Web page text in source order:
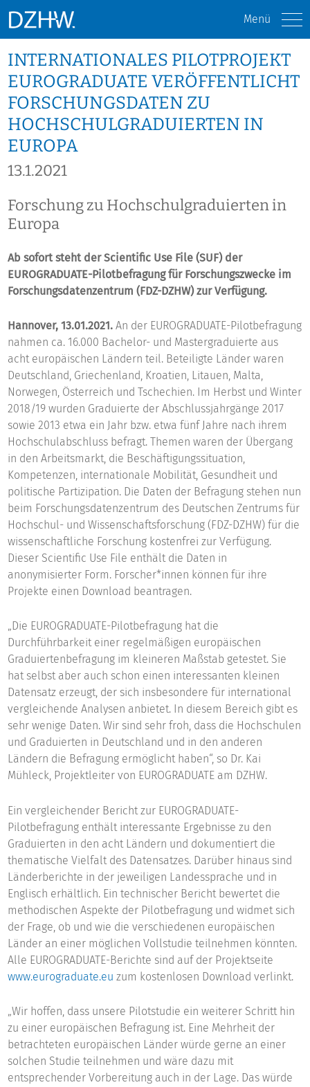
Menü
INTERNATIONALES PILOTPROJEKT
EUROGRADUATE VERÖFFENTLICHT
FORSCHUNGSDATEN ZU
HOCHSCHULGRADUIERTEN IN
EUROPA
13.1.2021
Forschung zu Hochschulgraduierten in
Europa
Ab sofort steht der Scientific Use File (SUF) der
EUROGRADUATE-Pilotbefragung für Forschungszwecke im
Forschungsdatenzentrum (FDZ-DZHW) zur Verfügung.
Hannover, 13.01.2021. An der EUROGRADUATE-Pilotbefragung
nahmen ca. 16.000 Bachelor- und Mastergraduierte aus
acht europäischen Ländern teil. Beteiligte Länder waren
Deutschland, Griechenland, Kroatien, Litauen, Malta,
Norwegen, Österreich und Tschechien. Im Herbst und Winter
2018/19 wurden Graduierte der Abschlussjahrgänge 2017
sowie 2013 etwa ein Jahr bzw. etwa fünf Jahre nach ihrem
Hochschulabschluss befragt. Themen waren der Übergang
in den Arbeitsmarkt, die Beschäftigungssituation,
Kompetenzen, internationale Mobilität, Gesundheit und
politische Partizipation. Die Daten der Befragung stehen nun
beim Forschungsdatenzentrum des Deutschen Zentrums für
Hochschul- und Wissenschaftsforschung (FDZ-DZHW) für die
wissenschaftliche Forschung kostenfrei zur Verfügung.
Dieser Scientific Use File enthält die Daten in
anonymisierter Form. Forscher*innen können für ihre
Projekte einen Download beantragen.
„Die EUROGRADUATE-Pilotbefragung hat die
Durchführbarkeit einer regelmäßigen europäischen
Graduiertenbefragung im kleineren Maßstab getestet. Sie
hat selbst aber auch schon einen interessanten kleinen
Datensatz erzeugt, der sich insbesondere für international
vergleichende Analysen anbietet. In diesem Bereich gibt es
sehr wenige Daten. Wir sind sehr froh, dass die Hochschulen
und Graduierten in Deutschland und in den anderen
Ländern die Befragung ermöglicht haben“, so Dr. Kai
Mühleck, Projektleiter von EUROGRADUATE am DZHW.
Ein vergleichender Bericht zur EUROGRADUATE-
Pilotbefragung enthält interessante Ergebnisse zu den
Graduierten in den acht Ländern und dokumentiert die
thematische Vielfalt des Datensatzes. Darüber hinaus sind
Länderberichte in der jeweiligen Landessprache und in
Englisch erhältlich. Ein technischer Bericht bewertet die
methodischen Aspekte der Pilotbefragung und widmet sich
der Frage, ob und wie die verschiedenen europäischen
Länder an einer möglichen Vollstudie teilnehmen könnten.
Alle EUROGRADUATE-Berichte sind auf der Projektseite
www.eurograduate.eu zum kostenlosen Download verlinkt.
„Wir hoffen, dass unsere Pilotstudie ein weiterer Schritt hin
zu einer europäischen Befragung ist. Eine Mehrheit der
betrachteten europäischen Länder würde gerne an einer
solchen Studie teilnehmen und wäre dazu mit
entsprechender Vorbereitung auch in der Lage. Das würde